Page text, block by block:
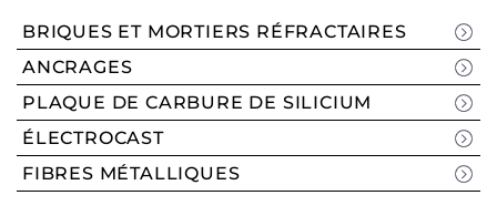
BRIQUES ET MORTIERS RÉFRACTAIRES
ANCRAGES
PLAQUE DE CARBURE DE SILICIUM
ÉLECTROCAST
FIBRES MÉTALLIQUES